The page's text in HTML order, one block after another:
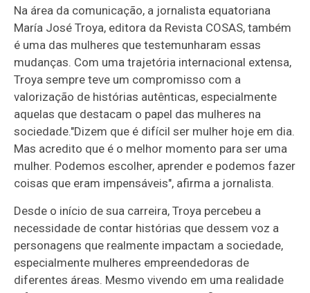
Na área da comunicação, a jornalista equatoriana
María José Troya, editora da Revista COSAS, também
é uma das mulheres que testemunharam essas
mudanças. Com uma trajetória internacional extensa,
Troya sempre teve um compromisso com a
valorização de histórias autênticas, especialmente
aquelas que destacam o papel das mulheres na
sociedade."Dizem que é difícil ser mulher hoje em dia.
Mas acredito que é o melhor momento para ser uma
mulher. Podemos escolher, aprender e podemos fazer
coisas que eram impensáveis", afirma a jornalista.
Desde o início de sua carreira, Troya percebeu a
necessidade de contar histórias que dessem voz a
personagens que realmente impactam a sociedade,
especialmente mulheres empreendedoras de
diferentes áreas. Mesmo vivendo em uma realidade